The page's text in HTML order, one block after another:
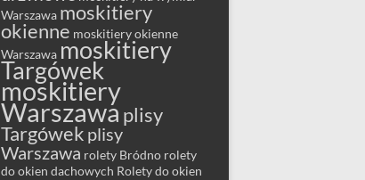
Warszawa moskitiery
okienne moskitiery okienne
Warszawa moskitiery
Targówek
moskitiery
Warszawa plisy
Targówek plisy
Warszawa rolety Bródno rolety
do okien dachowych Rolety do okien